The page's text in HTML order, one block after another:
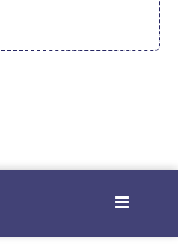
Меню